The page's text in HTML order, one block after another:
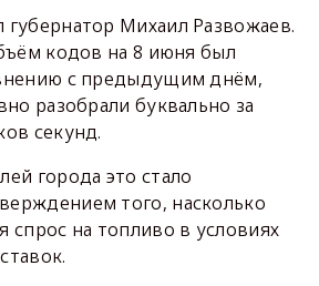
Михаил Развожаев.
кодов на 8 июня был
с предыдущим днём,
разобрали буквально за
секунд.
города это стало
того, насколько
спрос на топливо в условиях